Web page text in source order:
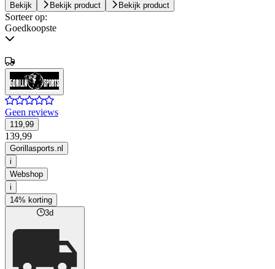
Bekijk Bekijk product Bekijk product
Sorteer op:
Goedkoopste
Geen reviews
119,99
139,99
Gorillasports.nl
i
Webshop
i
14% korting
3d